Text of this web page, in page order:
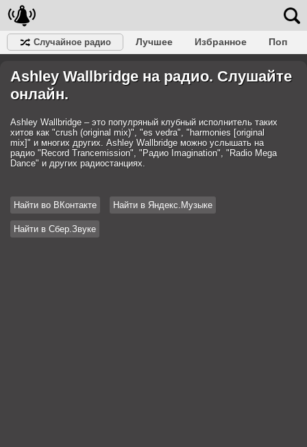
Случайное радио Лучшее Избранное
Поп
Разговорное
Рэп Транс Дип-хаус
Фолк
Джаз
Детское
Ashley Wallbridge на радио. Слушайте
онлайн.
Ashley Wallbridge – это популряный клубный исполнитель таких
хитов как "crush (original mix)", "es vedra", "harmonies [original
mix]" и многих других. Ashley Wallbridge можно услышать на
радио "Record Trancemission", "Радио Imagination", "Radio Mega
Dance" и других радиостанциях.
Найти во ВКонтакте Найти в Яндекс.Музыке
Найти в Сбер.Звуке